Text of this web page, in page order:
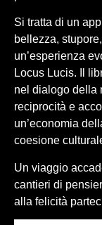
Si tratta di un
bellezza,
un’esperienza
Locus Lucis. Il
nel dialogo della
reciprocità e
un’economia
coesione
Un viaggio
cantieri di
alla felicità